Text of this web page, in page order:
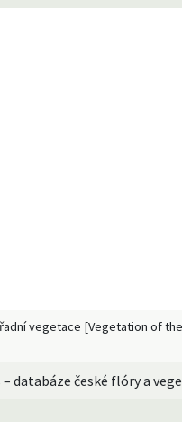
vegetace [Vegetation of
databáze české flóry a